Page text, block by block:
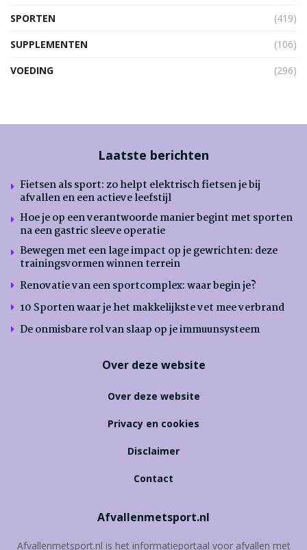
SPORTEN
(419)
SUPPLEMENTEN
(106)
VOEDING
(296)
Laatste berichten
Fietsen als sport: zo helpt elektrisch fietsen je bij
afvallen en een actieve leefstijl
Hoe je op een verantwoorde manier begint met sporten
na een gastric sleeve operatie
Bewegen met een lage impact op je gewrichten: deze
trainingsvormen winnen terrein
Renovatie van een sportcomplex: waar begin je?
10 Sporten waar je het makkelijkste vet mee verbrand
De onmisbare rol van slaap op je immuunsysteem
Over deze website
Over deze website
Privacy en cookies
Disclaimer
Contact
Afvallenmetsport.nl
Afvallenmetsport.nl is het informatieportaal voor afvallen met